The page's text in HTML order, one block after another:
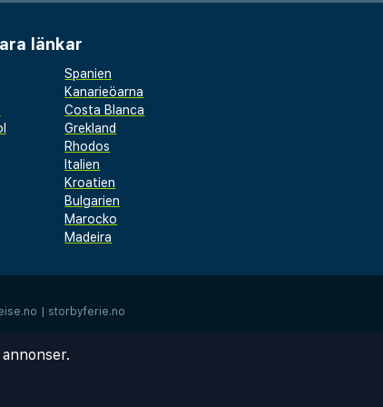
länkar
Spanien
Kanarieöarna
Costa Blanca
Grekland
Rhodos
Italien
Kroatien
Bulgarien
Marocko
Madeira
storbyferie.no